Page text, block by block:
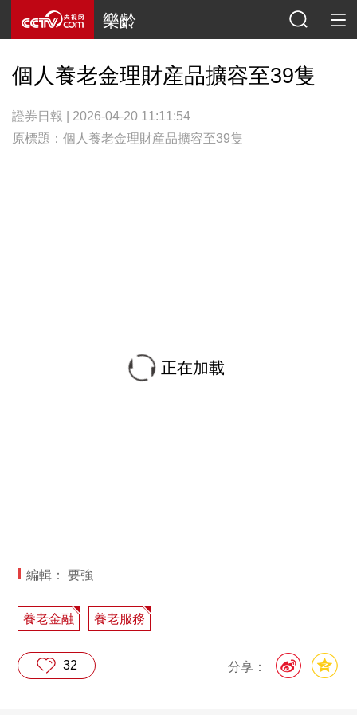
樂齡
個人養老金理財産品擴容至39隻
證券日報 | 2026-04-20 11:11:54
原標題：個人養老金理財産品擴容至39隻
正在加載
編輯： 要強
養老金融 養老服務
分享：
32